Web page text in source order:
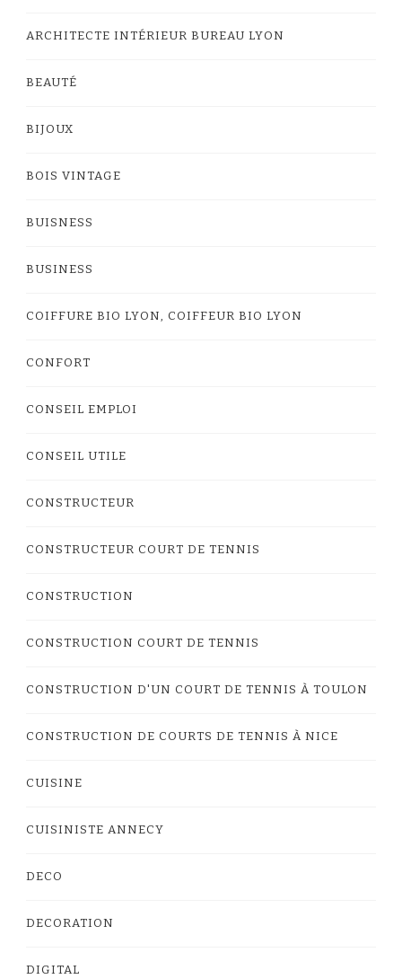
ARCHITECTE INTÉRIEUR BUREAU LYON
BEAUTÉ
BIJOUX
BOIS VINTAGE
BUISNESS
BUSINESS
COIFFURE BIO LYON, COIFFEUR BIO LYON
CONFORT
CONSEIL EMPLOI
CONSEIL UTILE
CONSTRUCTEUR
CONSTRUCTEUR COURT DE TENNIS
CONSTRUCTION
CONSTRUCTION COURT DE TENNIS
CONSTRUCTION D'UN COURT DE TENNIS À TOULON
CONSTRUCTION DE COURTS DE TENNIS À NICE
CUISINE
CUISINISTE ANNECY
DECO
DECORATION
DIGITAL